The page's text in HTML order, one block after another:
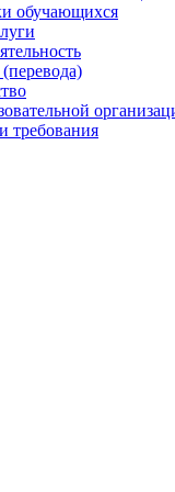
обучающихся
требования